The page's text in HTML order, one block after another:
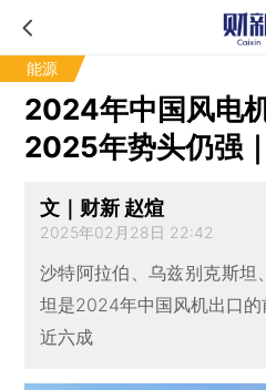
能源
2024年中国风电
2025年势头仍强
文｜财新 赵煊
2025年02月28日 22:42
沙特阿拉伯、乌兹别克斯坦
坦是2024年中国风机出口
近六成